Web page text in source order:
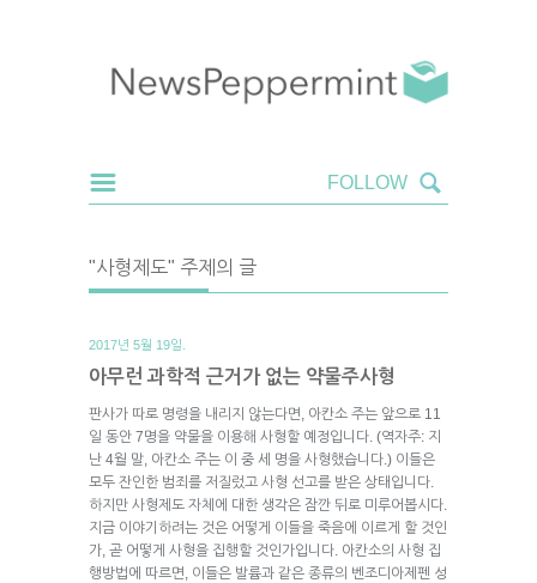
"사형제도" 주제의 글
2017년 5월 19일.
아무런 과학적 근거가 없는 약물주사형
판사가 따로 명령을 내리지 않는다면, 아칸소 주는 앞으로 11
일 동안 7명을 약물을 이용해 사형할 예정입니다. (역자주: 지
난 4월 말, 아칸소 주는 이 중 세 명을 사형했습니다.) 이들은
모두 잔인한 범죄를 저질렀고 사형 선고를 받은 상태입니다.
하지만 사형제도 자체에 대한 생각은 잠깐 뒤로 미루어봅시다.
지금 이야기하려는 것은 어떻게 이들을 죽음에 이르게 할 것인
가, 곧 어떻게 사형을 집행할 것인가입니다. 아칸소의 사형 집
행방법에 따르면, 이들은 발륨과 같은 종류의 벤조디아제펜 성